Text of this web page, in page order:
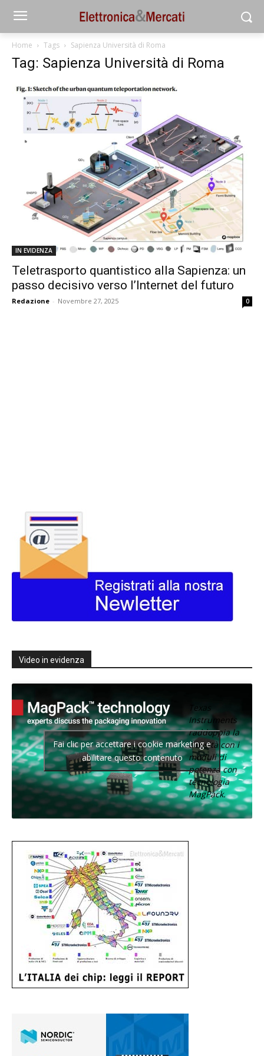
Home Tags Sapienza Università di Roma
Tag: Sapienza Università di Roma
IN EVIDENZA
Teletrasporto quantistico alla Sapienza: un
passo decisivo verso l’Internet del futuro
Redazione - Novembre 27, 2025 0
Video in evidenza
Texas
Instruments
raddoppia la
densità con i
moduli di
potenza con
tecnologia
MagPack.
Fai clic per accettare i cookie marketing e
abilitare questo contenuto